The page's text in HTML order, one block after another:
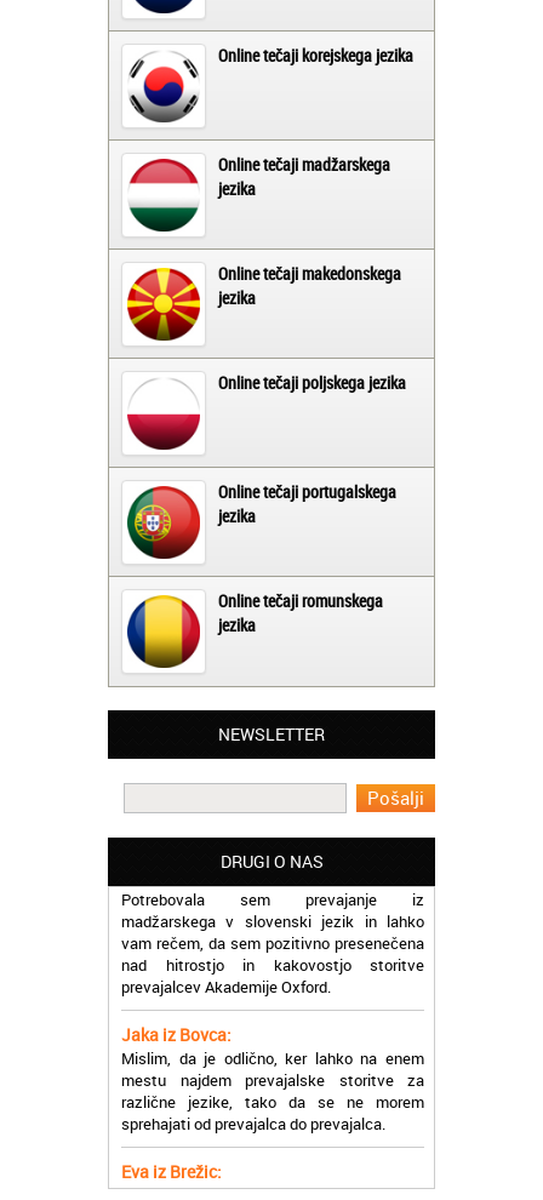
Online tečaji korejskega jezika
Online tečaji madžarskega
jezika
Online tečaji makedonskega
jezika
Online tečaji poljskega jezika
Online tečaji portugalskega
jezika
Online tečaji romunskega
jezika
NEWSLETTER
DRUGI O NAS
Lahko pohvalim vse zaposlene v Akademiji
prevajalske storitve opravljajo hitro in
učinkoviti.
Martina iz Bleda:
Potrebovala sem prevajanje iz
madžarskega v slovenski jezik in lahko
vam rečem, da sem pozitivno presenečena
nad hitrostjo in kakovostjo storitve
prevajalcev Akademije Oxford.
Jaka iz Bovca:
Mislim, da je odlično, ker lahko na enem
mestu najdem prevajalske storitve za
različne jezike, tako da se ne morem
sprehajati od prevajalca do prevajalca.
Eva iz Brežic:
Nujno sem potrebovala prevod v francoski